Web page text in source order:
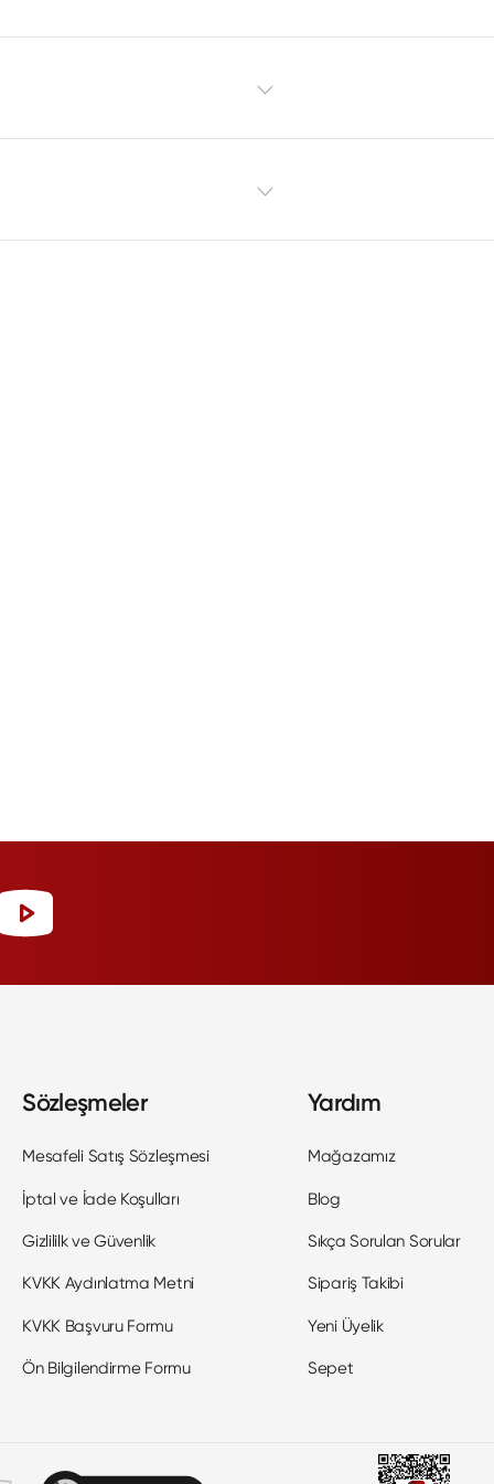
Sözleşmeler
Mesafeli Satış Sözleşmesi
İptal ve İade Koşulları
Gizlililk ve Güvenlik
KVKK Aydınlatma Metni
KVKK Başvuru Formu
Ön Bilgilendirme Formu
Yardım
Mağazamız
Blog
Sıkça Sorulan Sorular
Sipariş Takibi
Yeni Üyelik
Sepet